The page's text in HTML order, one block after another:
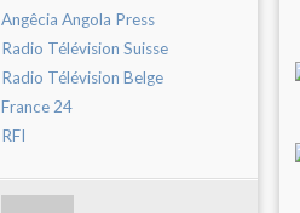
Angêcia Angola Press
Radio Télévision Suisse
Radio Télévision Belge
France 24
RFI